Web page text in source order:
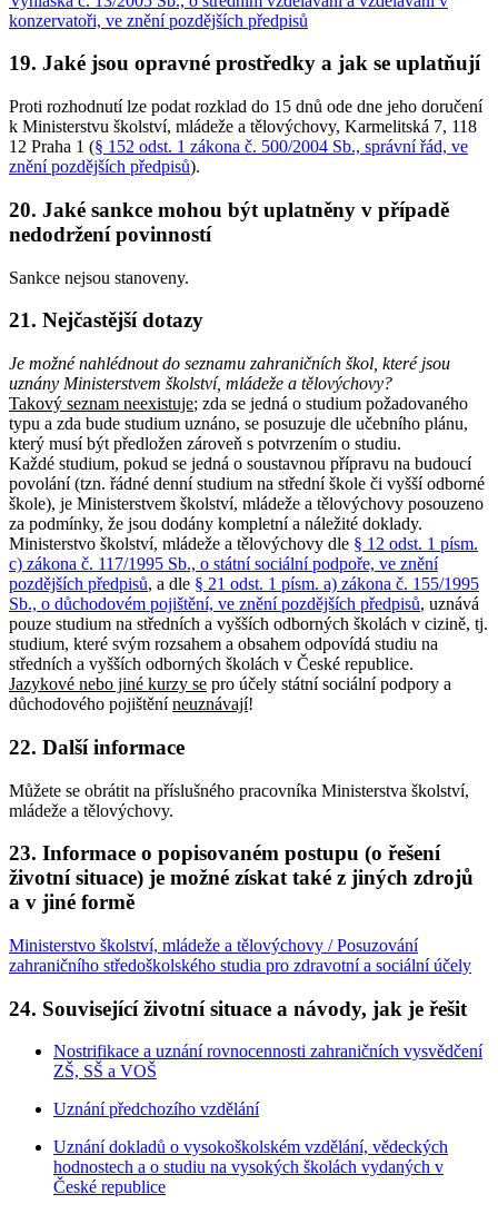
konzervatoři, ve znění pozdějších předpisů
19. Jaké jsou opravné prostředky a jak se uplatňují
Proti rozhodnutí lze podat rozklad do 15 dnů ode dne jeho doručení
k Ministerstvu školství, mládeže a tělovýchovy, Karmelitská 7, 118
12 Praha 1 (§ 152 odst. 1 zákona č. 500/2004 Sb., správní řád, ve
znění pozdějších předpisů).
20. Jaké sankce mohou být uplatněny v případě
nedodržení povinností
Sankce nejsou stanoveny.
21. Nejčastější dotazy
Je možné nahlédnout do seznamu zahraničních škol, které jsou
uznány Ministerstvem školství, mládeže a tělovýchovy?
Takový seznam neexistuje; zda se jedná o studium požadovaného
typu a zda bude studium uznáno, se posuzuje dle učebního plánu,
který musí být předložen zároveň s potvrzením o studiu.
Každé studium, pokud se jedná o soustavnou přípravu na budoucí
povolání (tzn. řádné denní studium na střední škole či vyšší odborné
škole), je Ministerstvem školství, mládeže a tělovýchovy posouzeno
za podmínky, že jsou dodány kompletní a náležité doklady.
Ministerstvo školství, mládeže a tělovýchovy dle § 12 odst. 1 písm.
c) zákona č. 117/1995 Sb., o státní sociální podpoře, ve znění
pozdějších předpisů, a dle § 21 odst. 1 písm. a) zákona č. 155/1995
Sb., o důchodovém pojištění, ve znění pozdějších předpisů, uznává
pouze studium na středních a vyšších odborných školách v cizině, tj.
studium, které svým rozsahem a obsahem odpovídá studiu na
středních a vyšších odborných školách v České republice.
Jazykové nebo jiné kurzy se pro účely státní sociální podpory a
důchodového pojištěníneuznávají!
22. Další informace
Můžete se obrátit na příslušného pracovníka Ministerstva školství,
mládeže a tělovýchovy.
23. Informace o popisovaném postupu (o řešení
životní situace) je možné získat také z jiných zdrojů
a v jiné formě
Ministerstvo školství, mládeže a tělovýchovy / Posuzování
zahraničního středoškolského studia pro zdravotní a sociální účely
24. Související životní situace a návody, jak je řešit
Nostrifikace a uznání rovnocennosti zahraničních vysvědčení
ZŠ, SŠ a VOŠ
Uznání předchozího vzdělání
Uznání dokladů o vysokoškolském vzdělání, vědeckých
hodnostech a o studiu na vysokých školách vydaných v
České republice